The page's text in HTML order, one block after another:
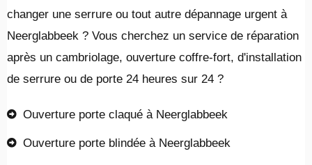
changer une serrure ou tout autre dépannage urgent à
Neerglabbeek ? Vous cherchez un service de réparation
après un cambriolage, ouverture coffre-fort, d'installation
de serrure ou de porte 24 heures sur 24 ?
Ouverture porte claqué à Neerglabbeek
Ouverture porte blindée à Neerglabbeek